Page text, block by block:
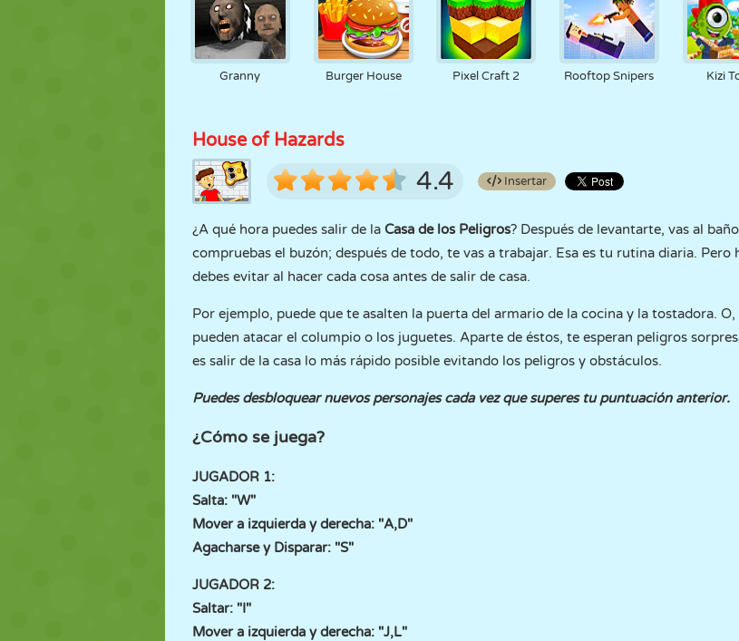
Granny Burger House Pixel Craft 2 Rooftop Snipers Kizi
House of Hazards
4.4 Insertar
¿A qué hora puedes salir de la Casa de los Peligros? Después de levantarte, vas al
compruebas el buzón; después de todo, te vas a trabajar. Esa es tu rutina diaria.
debes evitar al hacer cada cosa antes de salir de casa.
Por ejemplo, puede que te asalten la puerta del armario de la cocina y la tostadora.
pueden atacar el columpio o los juguetes. Aparte de éstos, te esperan peligros
es salir de la casa lo más rápido posible evitando los peligros y obstáculos.
Puedes desbloquear nuevos personajes cada vez que superes tu puntuación anterior.
¿Cómo se juega?
JUGADOR 1:
Salta: "W"
Mover a izquierda y derecha: "A,D"
Agacharse y Disparar: "S"
JUGADOR 2:
Saltar: "I"
Mover a izquierda y derecha: "J,L"